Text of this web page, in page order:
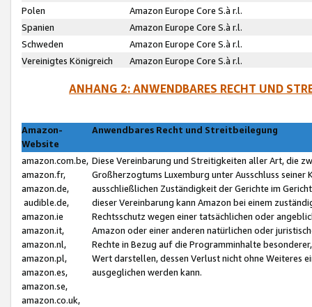
Polen
Amazon Europe Core S.à r.l.
Spanien
Amazon Europe Core S.à r.l.
Schweden
Amazon Europe Core S.à r.l.
Vereinigtes Königreich
Amazon Europe Core S.à r.l.
ANHANG 2: ANWENDBARES RECHT UND
Amazon-
Website
Anwendbares Recht und Streitbeilegung
amazon.com.be,
amazon.fr,
amazon.de,
audible.de,
amazon.ie
amazon.it,
amazon.nl,
amazon.pl,
amazon.es,
amazon.se,
amazon.co.uk,
Diese Vereinbarung und Streitigkeiten aller Art, die
Großherzogtums Luxemburg unter Ausschluss
ausschließlichen Zuständigkeit der Gerichte im
dieser Vereinbarung kann Amazon bei einem
Rechtsschutz wegen einer tatsächlichen oder
Amazon oder einer anderen natürlichen oder
Rechte in Bezug auf die Programminhalte
Wert darstellen, dessen Verlust nicht ohne Weiteres
ausgeglichen werden kann.